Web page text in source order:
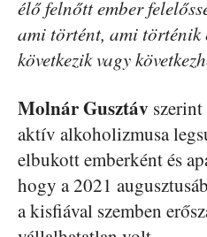
élő felnőtt ember
ami történt, ami történik
következik vagy
Molnár Gusztáv
aktív alkoholizmusa
elbukott emberként és
hogy a 2021
a kisfiával szemben